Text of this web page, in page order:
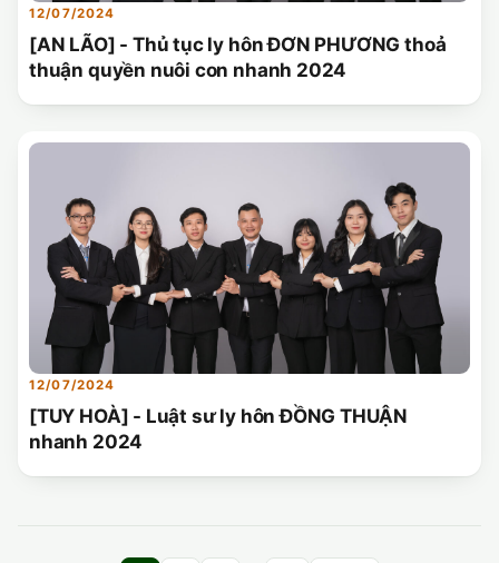
12/07/2024
[AN LÃO] - Thủ tục ly hôn ĐƠN PHƯƠNG thoả
thuận quyền nuôi con nhanh 2024
12/07/2024
[TUY HOÀ] - Luật sư ly hôn ĐỒNG THUẬN
nhanh 2024